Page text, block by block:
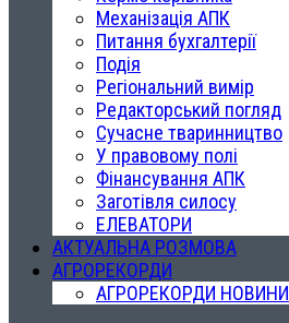
Механізація АПК
Питання бухгалтерії
Подія
Регіональний вимір
Редакторський погляд
Сучасне тваринництво
У правовому полі
Фінансування АПК
Заготівля силосу
ЕЛЕВАТОРИ
АКТУАЛЬНА РОЗМОВА
АГРОРЕКОРДИ
АГРОРЕКОРДИ НОВИНИ